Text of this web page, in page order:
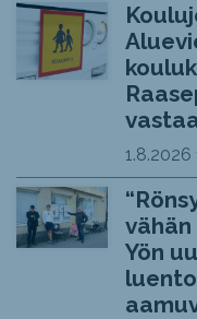
1.8.2026
Yön